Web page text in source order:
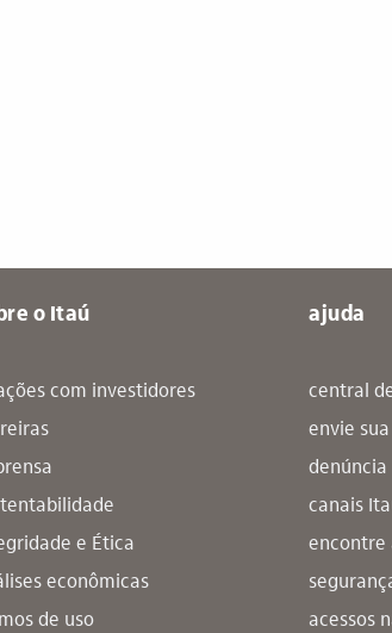
o Itaú
com investidores
e Ética
econômicas
de uso
ajuda
central
envie
denúncia
canais
encontre
acessos